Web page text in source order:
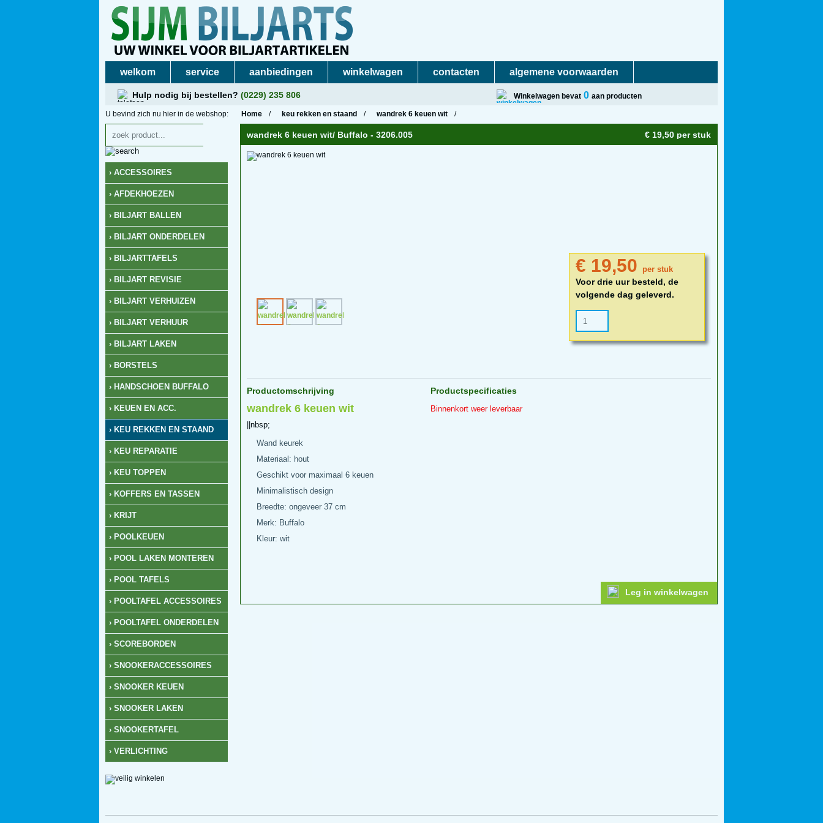
welkom service aanbiedingen winkelwagen contacten algemene voorwaarden
veilig winkelen
Hulp nodig bij bestellen? (0229) 235 806 Winkelwagen bevat 0 aan producten
U bevind zich nu hier in de webshop: Home / keu rekken en staand / wandrek 6 keuen wit /
› ACCESSOIRES
› AFDEKHOEZEN
› BILJART BALLEN
› BILJART ONDERDELEN
› BILJARTTAFELS
› BILJART REVISIE
› BILJART VERHUIZEN
› BILJART VERHUUR
› BILJART LAKEN
› BORSTELS
› HANDSCHOEN BUFFALO
› KEUEN EN ACC.
› KEU REKKEN EN STAAND
› KEU REPARATIE
› KEU TOPPEN
› KOFFERS EN TASSEN
› KRIJT
› POOLKEUEN
› POOL LAKEN MONTEREN
› POOL TAFELS
› POOLTAFEL ACCESSOIRES
› POOLTAFEL ONDERDELEN
› SCOREBORDEN
› SNOOKERACCESSOIRES
› SNOOKER KEUEN
› SNOOKER LAKEN
› SNOOKERTAFEL
› VERLICHTING
wandrek 6 keuen wit/ Buffalo - 3206.005 € 19,50 per stuk
€ 19,50 per stuk
Voor drie uur besteld, de
volgende dag geleverd.
Productomschrijving
wandrek 6 keuen wit
||nbsp;
Wand keurek
Materiaal: hout
Geschikt voor maximaal 6 keuen
Minimalistisch design
Breedte: ongeveer 37 cm
Merk: Buffalo
Kleur: wit
Productspecificaties
Binnenkort weer leverbaar
Leg in winkelwagen